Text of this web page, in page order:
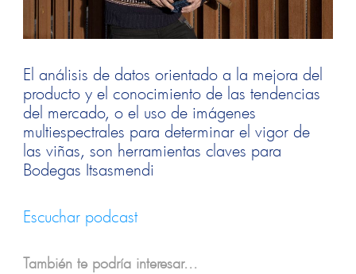
El análisis de datos orientado a la mejora del
producto y el conocimiento de las tendencias
del mercado, o el uso de imágenes
multiespectrales para determinar el vigor de
las viñas, son herramientas claves para
Bodegas Itsasmendi
Escuchar podcast
También te podría interesar...